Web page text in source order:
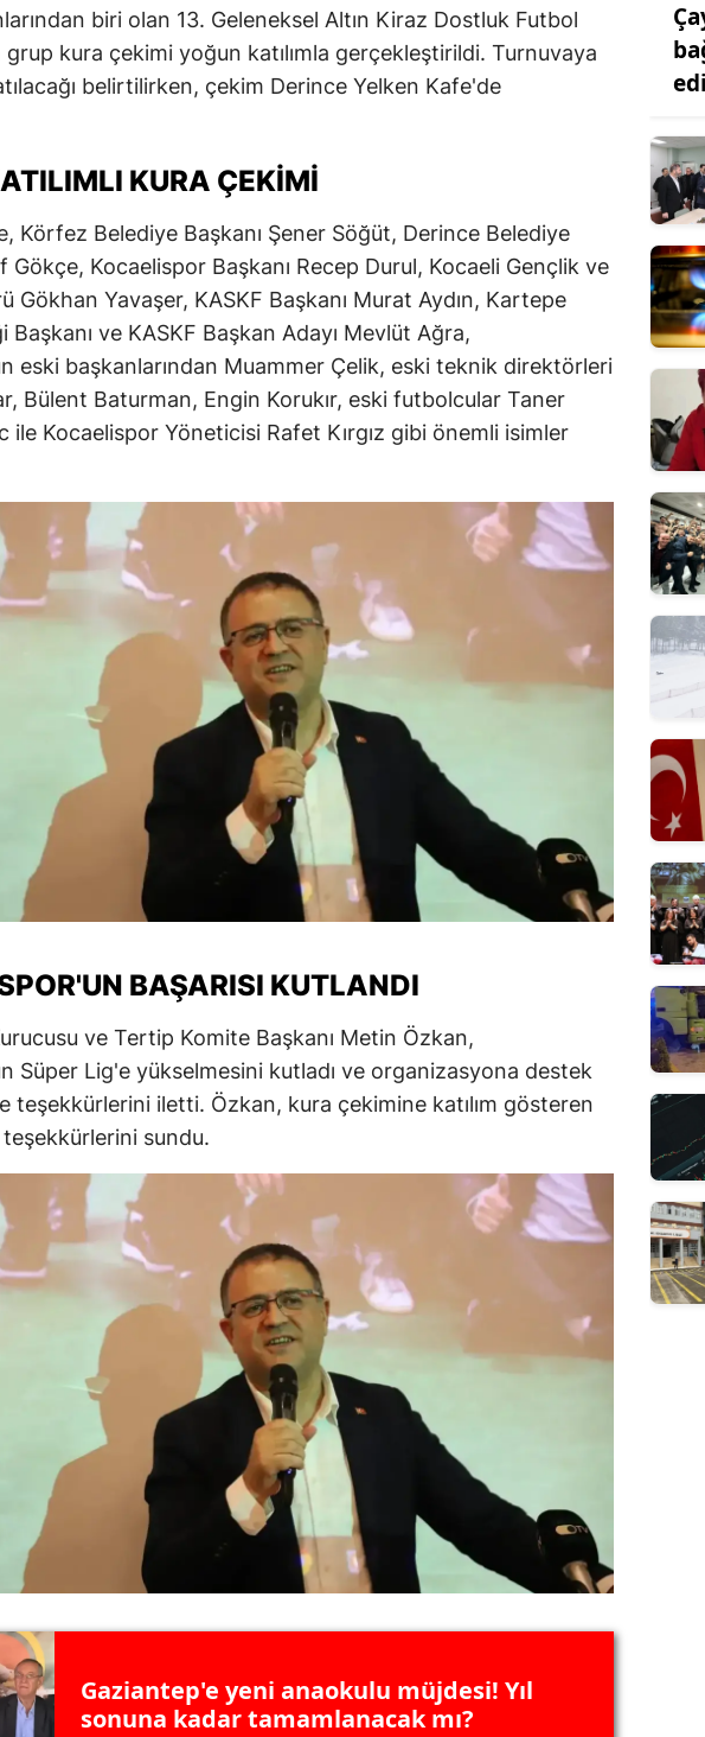
biri olan 13. Geleneksel Altın Kiraz Dostluk Futbol
grup kura çekimi yoğun katılımla gerçekleştirildi. Turnuvaya
belirtilirken, çekim Derince Yelken Kafe'de
KURA ÇEKIMI
Körfez Belediye Başkanı Şener Söğüt, Derince Belediye
Gökçe, Kocaelispor Başkanı Recep Durul, Kocaeli Gençlik ve
Gökhan Yavaşer, KASKF Başkanı Murat Aydın, Kartepe
Başkanı ve KASKF Başkan Adayı Mevlüt Ağra,
eski başkanlarından Muammer Çelik, eski teknik direktörleri
Bülent Baturman, Engin Korukır, eski futbolcular Taner
ile Kocaelispor Yöneticisi Rafet Kırgız gibi önemli isimler
BAŞARISI KUTLANDI
ve Tertip Komite Başkanı Metin Özkan,
Süper Lig'e yükselmesini kutladı ve organizasyona destek
teşekkürlerini iletti. Özkan, kura çekimine katılım gösteren
sundu.
Gaziantep'e yeni anaokulu müjdesi! Yıl
sonuna kadar tamamlanacak mı?